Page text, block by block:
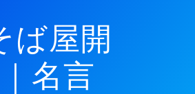
ば屋開
名言